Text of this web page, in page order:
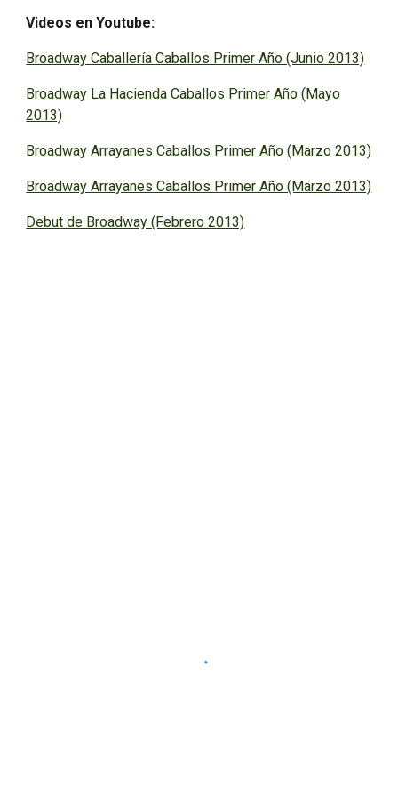
Videos en Youtube:
Broadway Caballería Caballos Primer Año (Junio 2013)
Broadway La Hacienda Caballos Primer Año (Mayo
2013)
Broadway Arrayanes Caballos Primer Año (Marzo 2013)
Broadway Arrayanes Caballos Primer Año (Marzo 2013)
Debut de Broadway (Febrero 2013)